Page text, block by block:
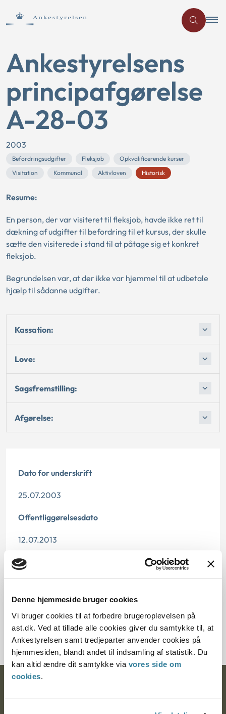
Denne hjemmeside bruger cookies
Vi bruger cookies til at forbedre brugeroplevelsen på
ast.dk. Ved at tillade alle cookies giver du samtykke til, at
Ankestyrelsen samt tredjeparter anvender cookies på
hjemmesiden, blandt andet til indsamling af statistik. Du
kan altid ændre dit samtykke via vores side om
cookies.
Ankestyrelsens
principafgørelse
A-28-03
2003
Befordringsudgifter Fleksjob
Opkvalificerende kurser
Visitation
Kommunal Aktivloven Historisk
Resume:
En person, der var visiteret til fleksjob, havde ikke ret til
dækning af udgifter til befordring til et kursus, der skulle
sætte den visiterede i stand til at påtage sig et konkret
fleksjob.
Begrundelsen var, at der ikke var hjemmel til at udbetale
hjælp til sådanne udgifter.
Kassation:
Love:
Sagsfremstilling:
Afgørelse:
Dato for underskrift
25.07.2003
Offentliggørelsesdato
12.07.2013
Paragraf
Journalnummer
2000155-03